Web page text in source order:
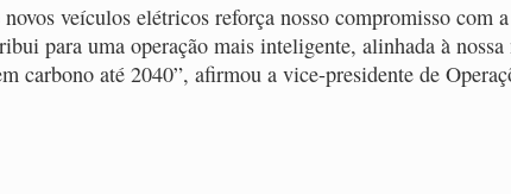
veículos elétricos reforça nosso compromisso com
para uma operação mais inteligente, alinhada à
carbono até 2040”, afirmou a vice-presidente de